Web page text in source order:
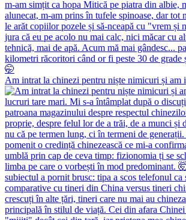
Am intrat la chinezi pentru niște nimicuri și am i